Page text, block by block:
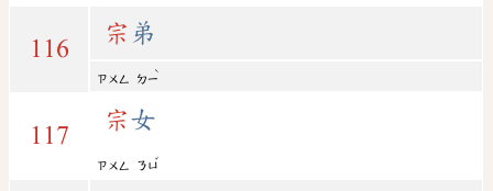
116
宗 弟
ㄗㄨㄥ ㄉㄧ
ˋ
117
宗女
ㄗㄨㄥ ㄋㄩ
ˇ